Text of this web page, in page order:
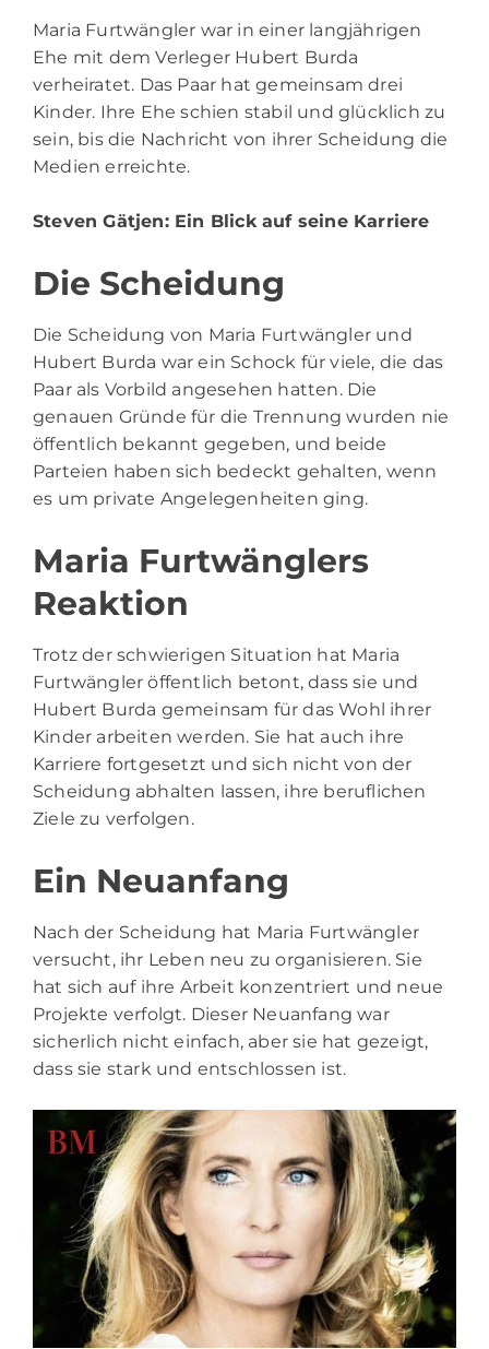
Maria Furtwängler war in einer langjährigen
Ehe mit dem Verleger Hubert Burda
verheiratet. Das Paar hat gemeinsam drei
Kinder. Ihre Ehe schien stabil und glücklich zu
sein, bis die Nachricht von ihrer Scheidung die
Medien erreichte.
Steven Gätjen: Ein Blick auf seine Karriere
Die Scheidung
Die Scheidung von Maria Furtwängler und
Hubert Burda war ein Schock für viele, die das
Paar als Vorbild angesehen hatten. Die
genauen Gründe für die Trennung wurden nie
öffentlich bekannt gegeben, und beide
Parteien haben sich bedeckt gehalten, wenn
es um private Angelegenheiten ging.
Maria Furtwänglers
Reaktion
Trotz der schwierigen Situation hat Maria
Furtwängler öffentlich betont, dass sie und
Hubert Burda gemeinsam für das Wohl ihrer
Kinder arbeiten werden. Sie hat auch ihre
Karriere fortgesetzt und sich nicht von der
Scheidung abhalten lassen, ihre beruflichen
Ziele zu verfolgen.
Ein Neuanfang
Nach der Scheidung hat Maria Furtwängler
versucht, ihr Leben neu zu organisieren. Sie
hat sich auf ihre Arbeit konzentriert und neue
Projekte verfolgt. Dieser Neuanfang war
sicherlich nicht einfach, aber sie hat gezeigt,
dass sie stark und entschlossen ist.